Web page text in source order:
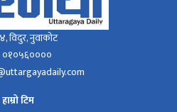
विदुर, नुवाकोट
०१०५६००००
हाम्रो टिम